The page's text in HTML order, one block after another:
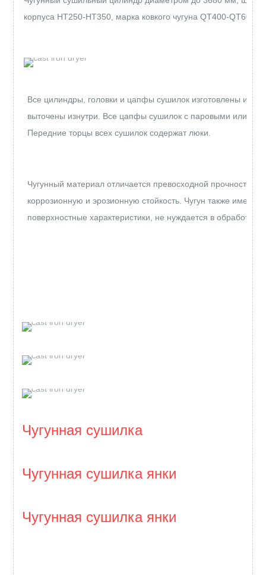
корпуса HT250-HT350, марка ковкого чугуна QT400-QT600,
Все цилиндры, головки и цапфы сушилок изготовлены из
выточены изнутри. Все цапфы сушилок с паровыми или
Передние торцы всех сушилок содержат люки.
Чугунный материал отличается превосходной
коррозионную и эрозионную стойкость. Чугун также
поверхностные характеристики, не нуждается в
Чугунная сушилка
Чугунная сушилка янки
Чугунная сушилка янки